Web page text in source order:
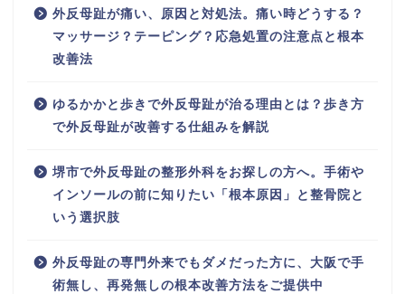
外反母趾が痛い、原因と対処法。痛い時どうする？
マッサージ？テーピング？応急処置の注意点と根本
改善法
ゆるかかと歩きで外反母趾が治る理由とは？歩き方
で外反母趾が改善する仕組みを解説
堺市で外反母趾の整形外科をお探しの方へ。手術や
インソールの前に知りたい「根本原因」と整骨院と
いう選択肢
外反母趾の専門外来でもダメだった方に、大阪で手
術無し、再発無しの根本改善方法をご提供中